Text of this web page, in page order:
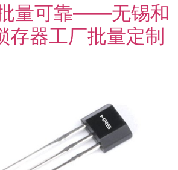
量可靠——无锡和
存器工厂批量定制